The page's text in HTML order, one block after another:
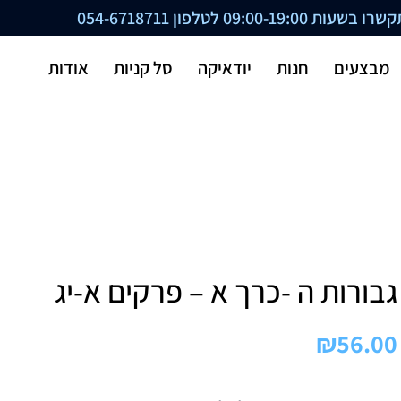
09:00-19:00 לטלפון 054-6718711
מבצעים חנות יודאיקה סל קניות אודות
גבורות ה -כרך א – פרקים א-יג
₪56.00